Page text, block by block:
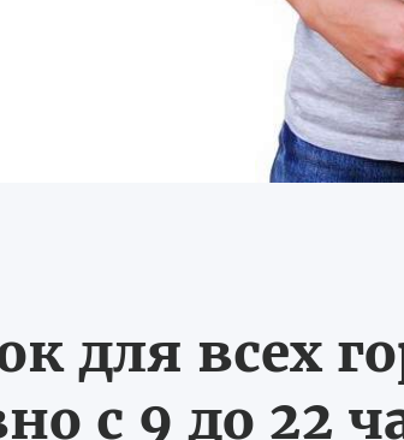
для всех
с 9 до 22